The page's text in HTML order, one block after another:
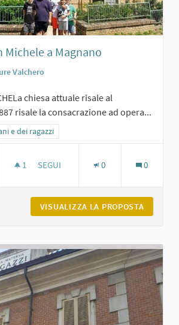
Michele a Magnano
Valchero
chiesa attuale risale al
risale la consacrazione ad opera...
categoria: I luoghi dei giovani e dei ragazzi
e dei ragazzi
1 1 SOSTENITORI
SEGUI 0 0
VISUALIZZA LA PROPOSTA